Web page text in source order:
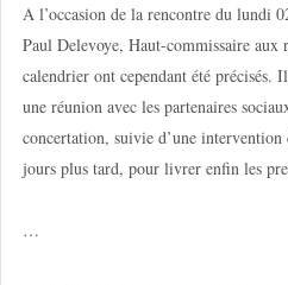
A l’occasion de la rencontre du lundi
Paul Delevoye, Haut-commissaire aux
calendrier ont cependant été précisés.
une réunion avec les partenaires
concertation, suivie d’une
jours plus tard, pour livrer enfin les
…